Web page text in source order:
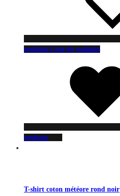
souhaits Liste de souhaits
souhaits
T-shirt coton météore rond noir